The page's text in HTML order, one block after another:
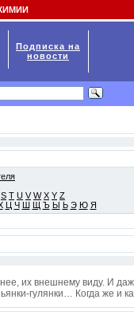
S T U V W X Y Z
Ц Ч Ш Щ Ъ Ы Ь Э Ю Я
их внешнему виду. И
гулянки… Когда же и
Подписка на
новости